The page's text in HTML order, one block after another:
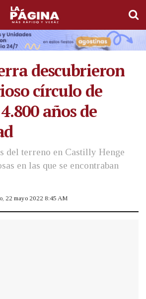
descubrieron
círculo de
años de
del terreno en Castilly Henge
en las que se encontraban
22 mayo 2022 8:45 AM